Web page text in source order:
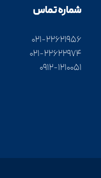
شماره تماس
۰۲۱-۲۲۶۲۱۹۵۶
۰۲۱-۲۲۶۲۲۹۷۴
۰۹۱۲-۱۲۱۰۰۵۱